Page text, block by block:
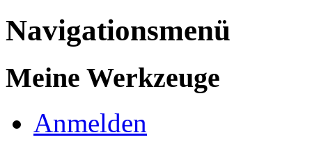
Navigationsmenü
Meine Werkzeuge
Anmelden